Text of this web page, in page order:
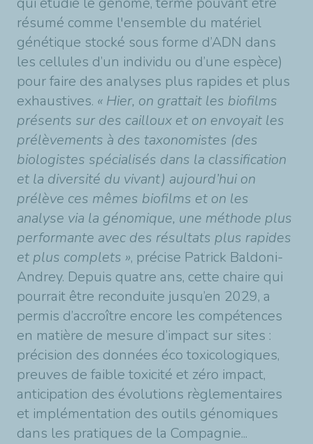
résumé comme l'ensemble du matériel
génétique stocké sous forme d’ADN dans
les cellules d’un individu ou d’une espèce)
pour faire des analyses plus rapides et plus
exhaustives. « Hier, on grattait les biofilms
présents sur des cailloux et on envoyait les
prélèvements à des taxonomistes (des
biologistes spécialisés dans la classification
et la diversité du vivant) aujourd’hui on
prélève ces mêmes biofilms et on les
analyse via la génomique, une méthode plus
performante avec des résultats plus rapides
et plus complets », précise Patrick Baldoni-
Andrey. Depuis quatre ans, cette chaire qui
pourrait être reconduite jusqu’en 2029, a
permis d’accroître encore les compétences
en matière de mesure d’impact sur sites :
précision des données éco toxicologiques,
preuves de faible toxicité et zéro impact,
anticipation des évolutions règlementaires
et implémentation des outils génomiques
dans les pratiques de la Compagnie...